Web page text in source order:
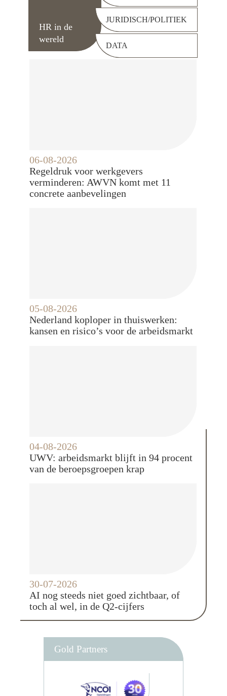
HR in de
wereld
JURIDISCH/POLITIEK
DATA
06-08-2026
Regeldruk voor werkgevers
verminderen: AWVN komt met 11
concrete aanbevelingen
05-08-2026
Nederland koploper in thuiswerken:
kansen en risico’s voor de arbeidsmarkt
04-08-2026
UWV: arbeidsmarkt blijft in 94 procent
van de beroepsgroepen krap
30-07-2026
AI nog steeds niet goed zichtbaar, of
toch al wel, in de Q2-cijfers
Gold Partners